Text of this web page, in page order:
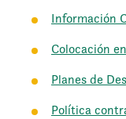
Información
Colocación
Planes de
Política